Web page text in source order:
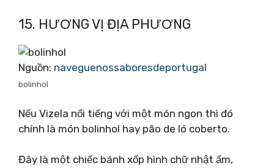
15. HƯƠNG VỊ ĐỊA PHƯƠNG
Nguồn: naveguenossaboresdeportugal
bolinhol
Nếu Vizela nổi tiếng với một món ngon thì đó
chính là món bolinhol hay pão de ló coberto.
Đây là một chiếc bánh xốp hình chữ nhật ẩm,